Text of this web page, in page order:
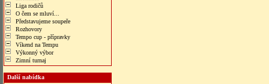
Liga rodičů
O čem se mluví...
Představujeme soupeře
Rozhovory
Tempo cup - přípravky
Víkend na Tempu
Výkonný výbor
Zimní turnaj
Další nabídka